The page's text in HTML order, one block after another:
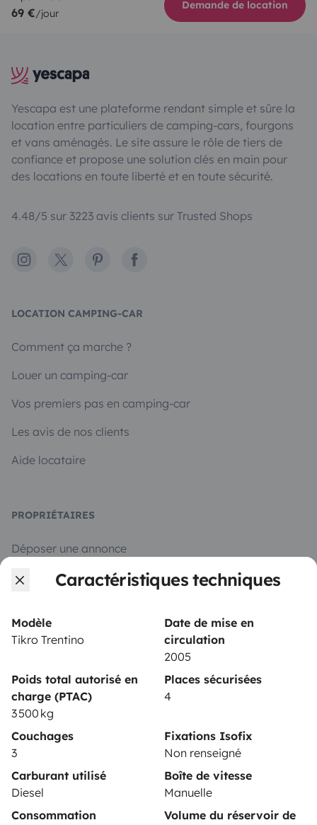
Caractéristiques techniques
Modèle
Tikro Trentino
Date de mise en
circulation
2005
Poids total autorisé en
charge (PTAC)
3 500 kg
Places sécurisées
4
Couchages
3
Fixations Isofix
Non renseigné
Carburant utilisé
Diesel
Boîte de vitesse
Manuelle
Consommation
Volume du réservoir de
69 €/jour
Demande de location
Yescapa est une plateforme rendant simple et sûre la
location entre particuliers de camping-cars, fourgons
et vans aménagés. Le site assure le rôle de tiers de
confiance et propose une solution clés en main pour
des locations en toute liberté et en toute sécurité.
4.48/5 sur 3223 avis clients sur Trusted Shops
Instagram
X PinterestFacebook
LOCATION CAMPING-CAR
Comment ça marche ?
Louer un camping-car
Vos premiers pas en camping-car
Les avis de nos clients
Aide locataire
PROPRIÉTAIRES
Déposer une annonce
Contrat de location
Assistances location
Moyens de paiement sécurisés
Paiement en plusieurs fois